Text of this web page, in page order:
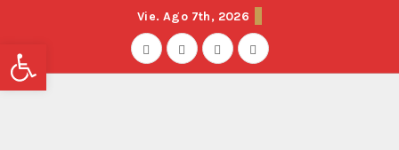
Vie. Ago 7th, 2026
Abrir barra de herramientas